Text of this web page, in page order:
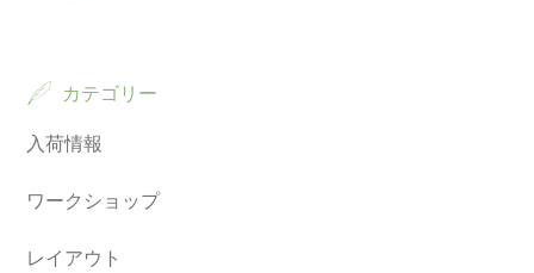
カテゴリー
入荷情報
ワークショップ
レイアウト